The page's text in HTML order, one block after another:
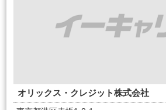
オリックス・クレジット株式会社